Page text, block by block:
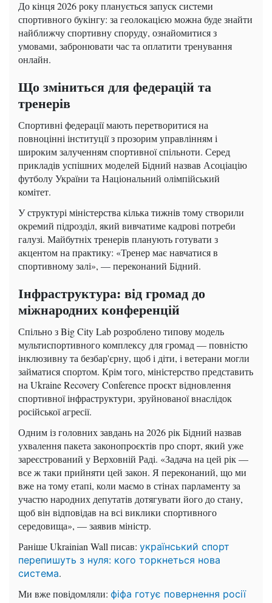
До кінця 2026 року планується запуск системи
спортивного букінгу: за геолокацією можна буде знайти
найближчу спортивну споруду, ознайомитися з
умовами, забронювати час та оплатити тренування
онлайн.
Що зміниться для федерацій та
тренерів
Спортивні федерації мають перетворитися на
повноцінні інституції з прозорим управлінням і
широким залученням спортивної спільноти. Серед
прикладів успішних моделей Бідний назвав Асоціацію
футболу України та Національний олімпійський
комітет.
У структурі міністерства кілька тижнів тому створили
окремий підрозділ, який вивчатиме кадрові потреби
галузі. Майбутніх тренерів планують готувати з
акцентом на практику: «Тренер має навчатися в
спортивному залі», — переконаний Бідний.
Інфраструктура: від громад до
міжнародних конференцій
Спільно з Big City Lab розроблено типову модель
мультиспортивного комплексу для громад — повністю
інклюзивну та безбар'єрну, щоб і діти, і ветерани могли
займатися спортом. Крім того, міністерство представить
на Ukraine Recovery Conference проєкт відновлення
спортивної інфраструктури, зруйнованої внаслідок
російської агресії.
Одним із головних завдань на 2026 рік Бідний назвав
ухвалення пакета законопроєктів про спорт, який уже
зареєстрований у Верховній Раді. «Задача на цей рік —
все ж таки прийняти цей закон. Я переконаний, що ми
вже на тому етапі, коли маємо в стінах парламенту за
участю народних депутатів дотягувати його до стану,
щоб він відповідав на всі виклики спортивного
середовища», — заявив міністр.
Раніше Ukrainian Wall писав: український спорт
перепишуть з нуля: кого торкнеться нова
система.
Ми вже повідомляли: фіфа готує повернення росії